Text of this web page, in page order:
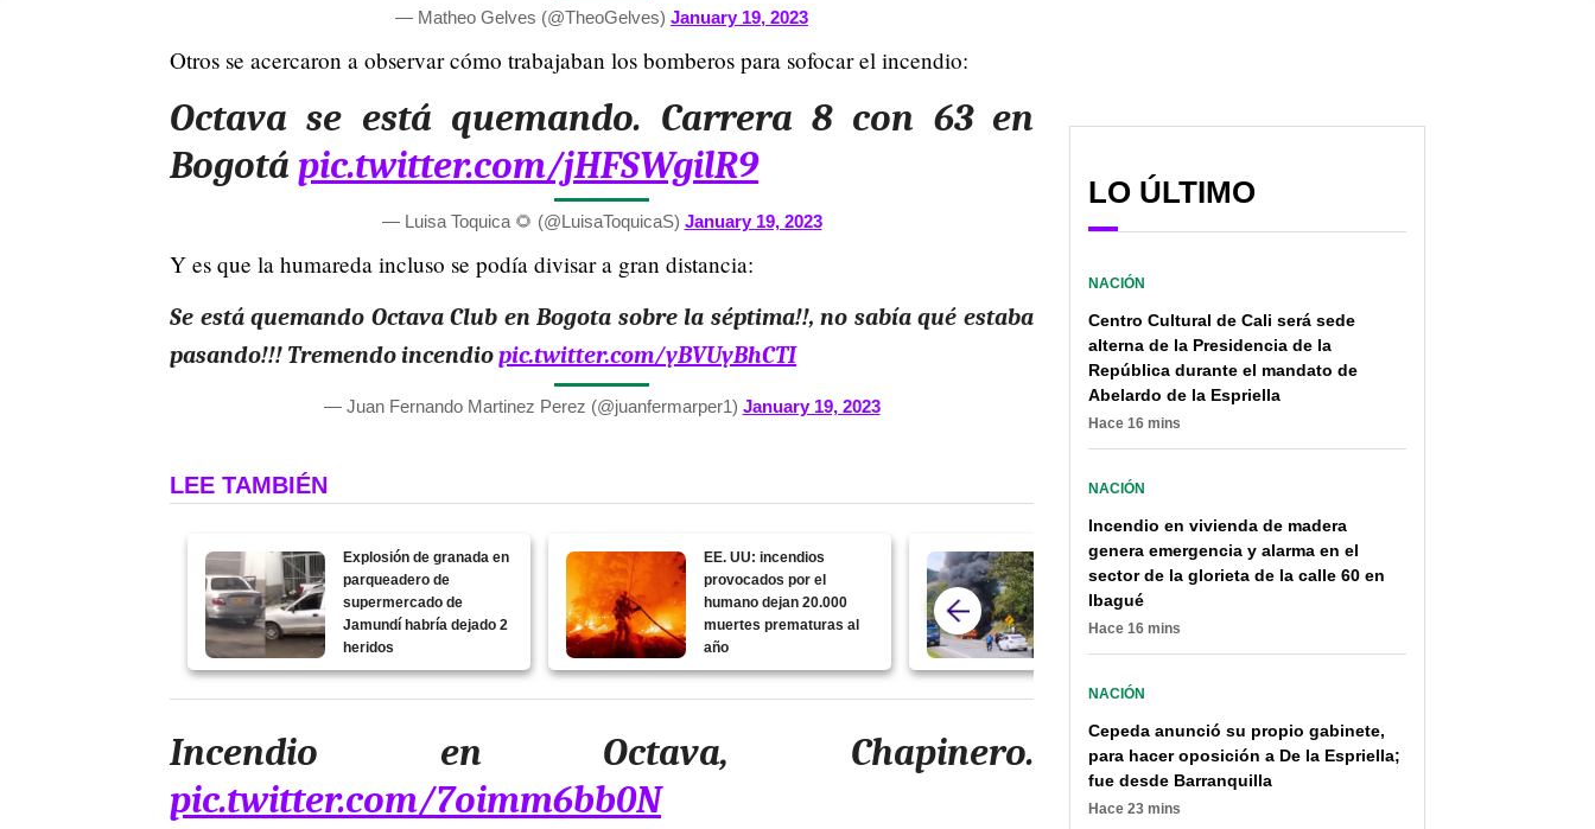
— Matheo Gelves (@TheoGelves) January 19, 2023
Otros se acercaron a observar cómo trabajaban los bomberos para sofocar el incendio:
Octava se está quemando. Carrera 8 con 63 en
Bogotá pic.twitter.com/jHFSWgilR9
— Luisa Toquica 🌻 (@LuisaToquicaS) January 19, 2023
Y es que la humareda incluso se podía divisar a gran distancia:
Se está quemando Octava Club en Bogota sobre la séptima!!, no sabía qué estaba
pasando!!! Tremendo incendiopic.twitter.com/yBVUyBhCTI
— Juan Fernando Martinez Perez (@juanfermarper1) January 19, 2023
LEE TAMBIÉN
Explosión de granada en
parqueadero de
supermercado de
Jamundí habría dejado 2
heridos
EE. UU: incendios
provocados por el
humano dejan 20.000
muertes prematuras al
año
Vehículo se incendió en
la autopista Medellín-
Bogotá; hubo pérdida
total
Incendio en Octava, Chapinero.
pic.twitter.com/7oimm6bb0N
LO ÚLTIMO
NACIÓN
Centro Cultural de Cali será sede
alterna de la Presidencia de la
República durante el mandato de
Abelardo de la Espriella
Hace 16 mins
NACIÓN
Incendio en vivienda de madera
genera emergencia y alarma en el
sector de la glorieta de la calle 60 en
Ibagué
Hace 16 mins
NACIÓN
Cepeda anunció su propio gabinete,
para hacer oposición a De la Espriella;
fue desde Barranquilla
Hace 23 mins